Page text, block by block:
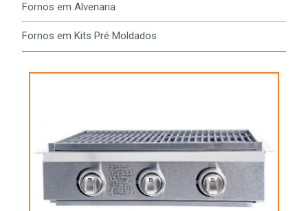
Fornos em Alvenaria
Fornos em Kits Pré Moldados